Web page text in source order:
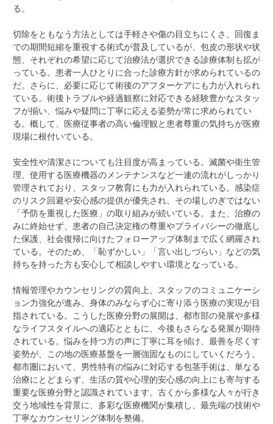
る。
切除をともなう方法としては手軽さや傷の目立ちにくさ、回復ま
での期間短縮を重視する術式が普及しているが、包皮の形状や状
態、それぞれの希望に応じて治療法が選択できる診療体制も拡が
っている。患者一人ひとりに合った診療方針が求められているの
だ。さらに、必要に応じて術後のアフターケアにも力が入れられ
ている。術後トラブルや経過観察に対応できる経験豊かなスタッ
フが揃い、悩みや疑問に丁寧に応える姿勢が常に求められてい
る。概して、医療従事者の高い倫理観と患者尊重の気持ちが医療
現場に根付いている。
安全性や清潔さについても注目度が高まっている。滅菌や衛生管
理、使用する医療機器のメンテナンスなど一連の流れがしっかり
管理されており、スタッフ教育にも力が入れられている。感染症
のリスク回避や安心感の提供が優先され、その場しのぎではない
「予防を重視した医療」の取り組みが続いている。また、治療の
みに終始せず、患者の自己決定権の尊重やプライバシーの徹底し
た保護、社会復帰に向けたフォローアップ体制まで広く網羅され
ている。そのため、「恥ずかしい」「言い出しづらい」などの気
持ちを持った方も安心して相談しやすい環境となっている。
情報管理やカウンセリングの質向上、スタッフのコミュニケーシ
ョン力強化が進み、身体のみならず心に寄り添う医療の実現が目
指されている。こうした医療分野の展開は、都市部の発展や多様
なライフスタイルへの適応とともに、今後もさらなる発展が期待
されている。悩みを持つ方の声に丁寧に耳を傾け、最善を尽くす
姿勢が、この地の医療基盤を一層強固なものにしていくだろう。
都市圏において、男性特有の悩みに対応する包茎手術は、単なる
治療にとどまらず、生活の質や心理的安心感の向上にも寄与する
重要な医療分野と認識されています。古くから多様な人々が行き
交う地域性を背景に、多彩な医療機関が集積し、最先端の技術や
丁寧なカウンセリング体制を整備。